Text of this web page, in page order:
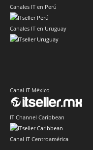
Canales IT en Perú
Canales IT en Uruguay
Canal IT México
IT Channel Caribbean
Canal IT Centroamérica